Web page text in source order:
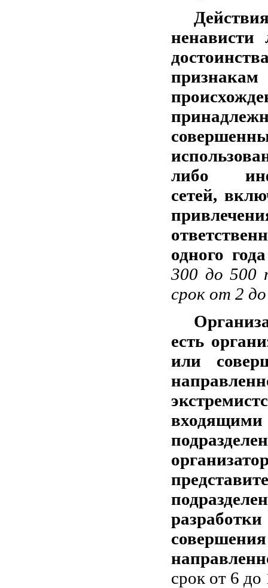
либо
сетей,
одного года
300 до 500
срок от 2
есть
или
срок от 6